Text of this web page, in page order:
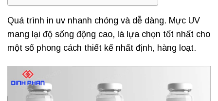
Quá trình in uv nhanh chóng và dễ dàng. Mực UV
mang lại độ sống động cao, là lựa chọn tốt nhất cho
một số phong cách thiết kế nhất định, hàng loạt.